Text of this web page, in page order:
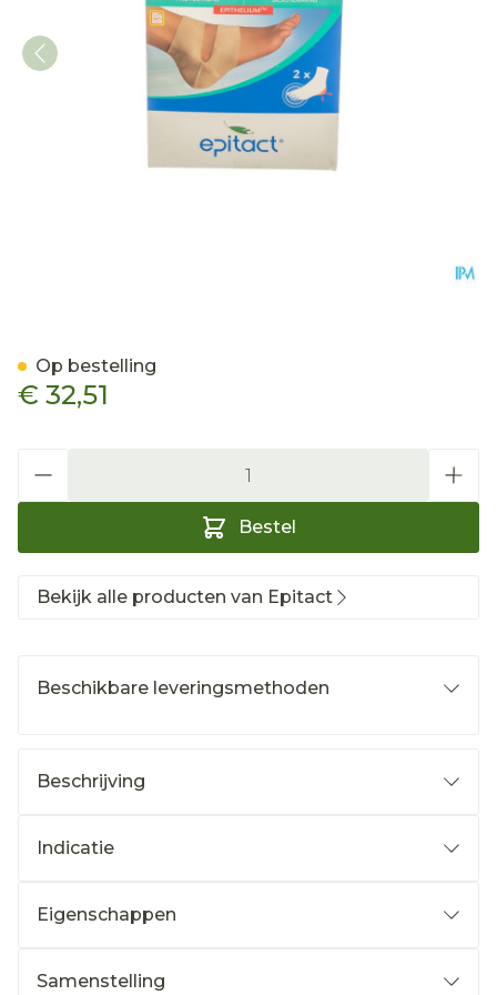
€ 32,51
Bestel
Op bestelling
Bekijk alle producten van Epitact
Beschikbare leveringsmethoden
Beschrijving
Indicatie
Eigenschappen
Samenstelling